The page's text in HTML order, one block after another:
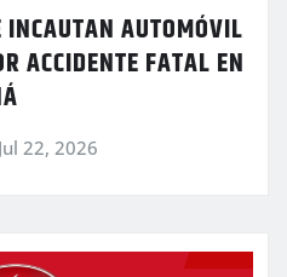
AUTOMÓVIL
ACCIDENTE FATAL EN
Jul 22, 2026